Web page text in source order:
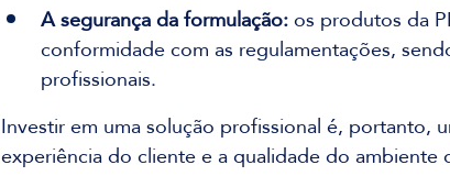
A segurança da formulação: os produtos da
conformidade com as regulamentações,
profissionais.
Investir em uma solução profissional é, portanto,
experiência do cliente e a qualidade do ambiente